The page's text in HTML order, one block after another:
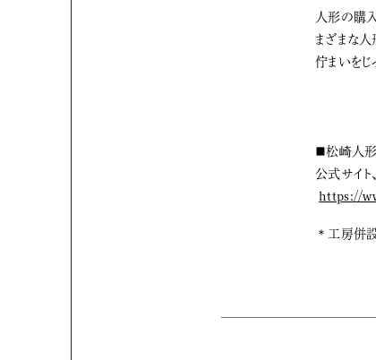
人形の購
まざまな
佇まいをじ
■松崎人形
公式サイト
https://
＊工房併